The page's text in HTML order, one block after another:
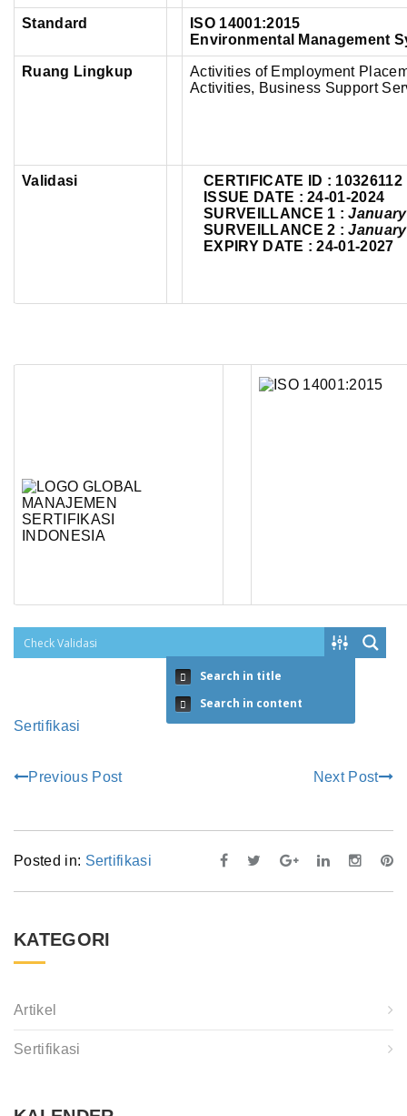
Standard
ISO 14001:2015
Environmental Management
Ruang Lingkup
Activities of Employment
Activities, Business Support
Validasi CERTIFICATE ID : 10326112
ISSUE DATE : 24-01-2024
SURVEILLANCE 1 :
SURVEILLANCE 2 :
EXPIRY DATE : 24-01-2027
Sertifikasi
Previous Post Next Post
Posted in: Sertifikasi
KATEGORI
Artikel
Sertifikasi
Search in title
Search in content